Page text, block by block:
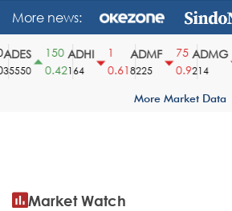
More news:
150
0.42
ADHI
164
0.61
ADMF
8225
75
0.9
ADMG
214
More Market Data
Market Watch